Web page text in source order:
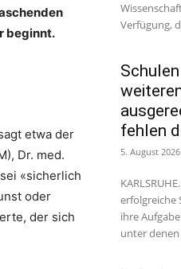
beginnt.
etwa der
Dr. med.
«sicherlich
oder
der sich
Verfügung,
fehlen
5. August 2026
erfolgreiche
ihre
unter denen